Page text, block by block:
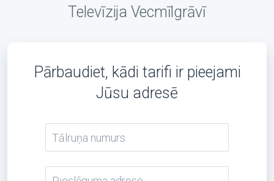
Televīzija Vecmīlgrāvī
Pārbaudiet, kādi tarifi ir pieejami
Jūsu adresē